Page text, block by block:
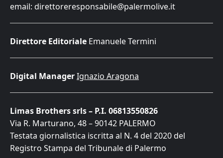
email: direttoreresponsabile@palermolive.it
Direttore Editoriale Emanuele Termini
Digital ManagerIgnazio Aragona
Limas Brothers srls – P.I. 06813550826
Via R. Marturano, 48 – 90142 PALERMO
Testata giornalistica iscritta al N. 4 del 2020 del
Registro Stampa del Tribunale di Palermo